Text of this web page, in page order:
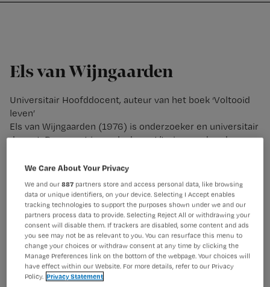
Nursing
Els van Wijngaarden
Universitair Hoofddocent, auteur van het boek ‘Voltooid
leven’
Els van Wijngaarden (1976) is onderzoeker en universitair
docent. Daarnaast is ze als docent/trainer verbonden aan
verpleegkundigen. Els is opgeleid als algemeen geestelijk
verzorger aan de Vrije Universiteit Amsterdam. Naast
haar ervaring in de geestelijke verzorging heeft ze
jarenlang gewerkt als hogeschooldocent ethiek en
zingeving.
We Care About Your Privacy
We and our887 partners store and access personal data, like browsing
data or unique identifiers, on your device. Selecting I Accept enables
tracking technologies to support the purposes shown under we and our
partners process data to provide. Selecting Reject All or withdrawing your
consent will disable them. If trackers are disabled, some content and ads
you see may not be as relevant to you. You can resurface this menu to
change your choices or withdraw consent at any time by clicking the
Manage Preferences link on the bottom of the webpage. Your choices will
have effect within our Website. For more details, refer to our Privacy
Policy. Privacy Statement